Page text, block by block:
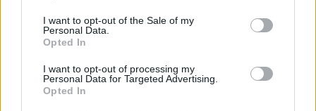
I want to opt-out of the Sale of my
Personal Data.
Opted In
I want to opt-out of processing my
Personal Data for Targeted Advertising.
Opted In
Nordlande
Ewige Wacht +
Hjalgrimur
Fessel (5/5)'